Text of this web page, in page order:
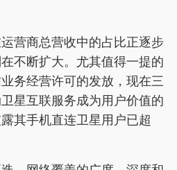
营商总营收中的占比正逐步
不断扩大。尤其值得一提的
务经营许可的发放，现在三
星互联服务成为用户价值的
其手机直连卫星用户已超